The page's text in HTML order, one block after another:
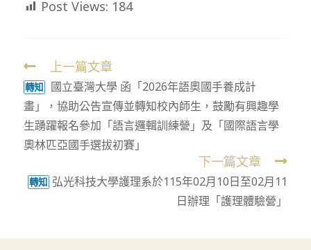
Post Views: 184
Read
more
articles
上一篇文章
轉知
國立臺灣大學 函「2026年語奧國手養成計
畫」，協助公告宣傳並轉知校內師生，鼓勵有興趣學
生踴躍報名參加「語言邏輯訓練營」及「國際語言學
奧林匹亞國手選拔初賽」
下一篇文章
轉知 弘光科技大學護理系於115年02月10日至02月11
日辦理「護理體驗營」